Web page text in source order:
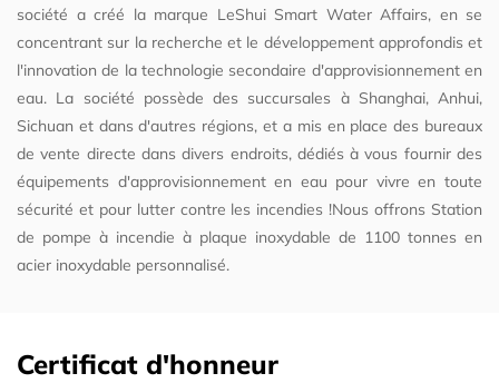
société a créé la marque LeShui Smart Water Affairs, en se
concentrant sur la recherche et le développement approfondis et
l'innovation de la technologie secondaire d'approvisionnement en
eau. La société possède des succursales à Shanghai, Anhui,
Sichuan et dans d'autres régions, et a mis en place des bureaux
de vente directe dans divers endroits, dédiés à vous fournir des
équipements d'approvisionnement en eau pour vivre en toute
sécurité et pour lutter contre les incendies !Nous offrons Station
de pompe à incendie à plaque inoxydable de 1100 tonnes en
acier inoxydable personnalisé.
Certificat d'honneur